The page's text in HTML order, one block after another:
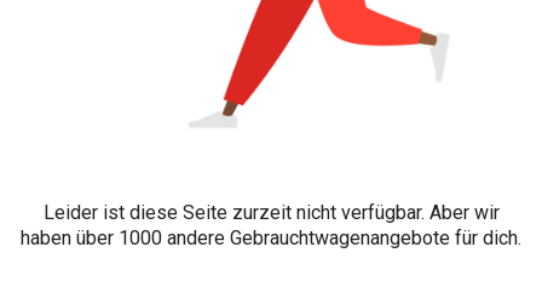
Leider ist diese Seite zurzeit nicht verfügbar. Aber wir
haben über 1000 andere Gebrauchtwagenangebote für dich.